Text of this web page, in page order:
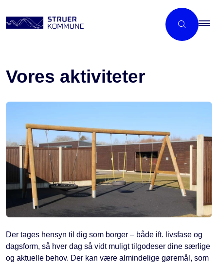
Vores aktiviteter
Der tages hensyn til dig som borger – både ift. livsfase og
dagsform, så hver dag så vidt muligt tilgodeser dine særlige
og aktuelle behov. Der kan være almindelige gøremål, som